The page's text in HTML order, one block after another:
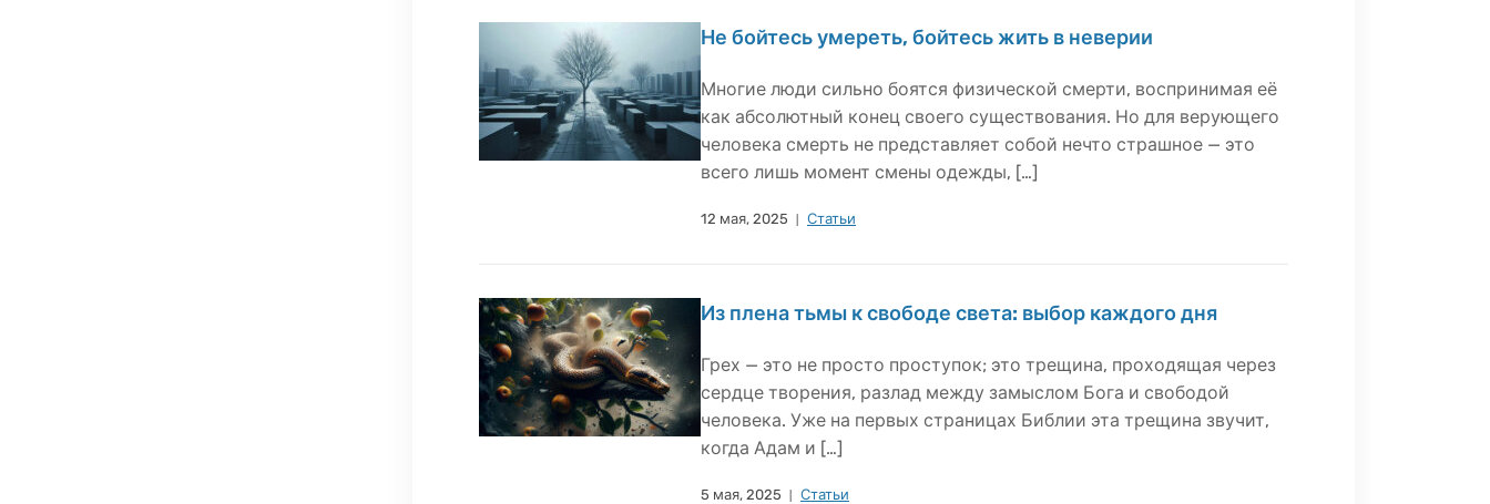
Не бойтесь умереть, бойтесь жить в неверии
Многие люди сильно боятся физической смерти, воспринимая её
как абсолютный конец своего существования. Но для верующего
человека смерть не представляет собой нечто страшное — это
всего лишь момент смены одежды, […]
12 мая, 2025 Статьи
Из плена тьмы к свободе света: выбор каждого дня
Грех — это не просто проступок; это трещина, проходящая через
сердце творения, разлад между замыслом Бога и свободой
человека. Уже на первых страницах Библии эта трещина звучит,
когда Адам и […]
5 мая, 2025 Статьи